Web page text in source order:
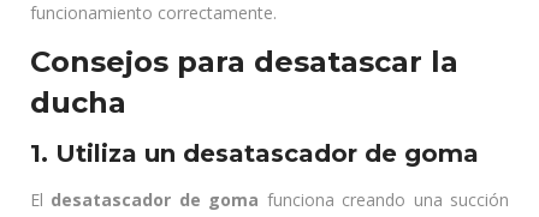
funcionamiento correctamente.
Consejos para desatascar la
ducha
1. Utiliza un desatascador de goma
El desatascador de goma funciona creando una succión